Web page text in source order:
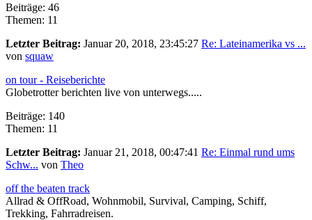
Beiträge: 46
Themen: 11
Letzter Beitrag: Januar 20, 2018, 23:45:27 Re: Lateinamerika vs ...
von squaw
on tour - Reiseberichte
Globetrotter berichten live von unterwegs.....
Beiträge: 140
Themen: 11
Letzter Beitrag: Januar 21, 2018, 00:47:41 Re: Einmal rund ums
Schw... von Theo
off the beaten track
Allrad & OffRoad, Wohnmobil, Survival, Camping, Schiff,
Trekking, Fahrradreisen.